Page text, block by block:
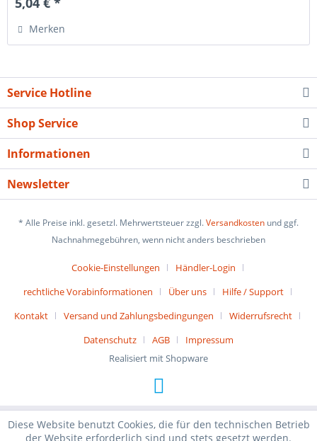
Merken
Service Hotline
Shop Service
Informationen
Newsletter
* Alle Preise inkl. gesetzl. Mehrwertsteuer zzgl.Versandkosten und ggf.
Nachnahmegebühren, wenn nicht anders beschrieben
Cookie-Einstellungen
Händler-Login
rechtliche Vorabinformationen
Über uns
Hilfe / Support
Kontakt
Versand und Zahlungsbedingungen
Widerrufsrecht
Datenschutz
AGB
Impressum
Realisiert mit Shopware
Diese Website benutzt Cookies, die für den technischen Betrieb
der Website erforderlich sind und stets gesetzt werden.